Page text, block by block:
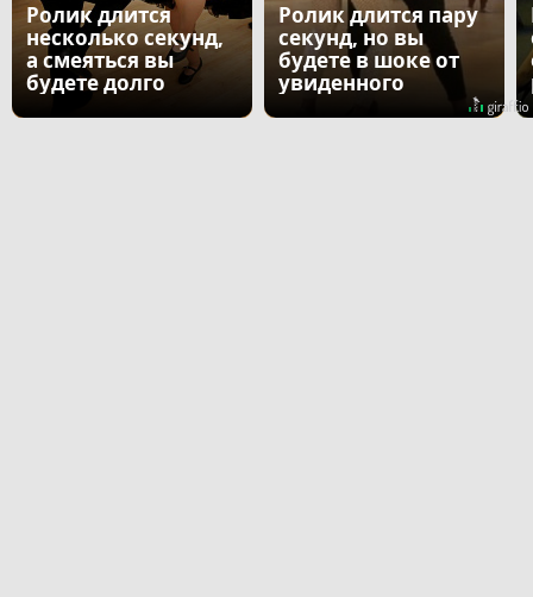
Ролик длится
несколько секунд,
а смеяться вы
будете долго
Ролик длится пару
секунд, но вы
будете в шоке от
увиденного